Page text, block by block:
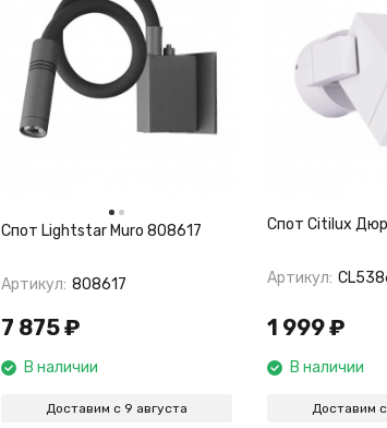
Спот Lightstar Muro 808617
Артикул: 808617
7 875₽
В наличии
Доставим с 9 августа
Спот Citilux
Артикул:
1 999₽
В наличии
Доставим